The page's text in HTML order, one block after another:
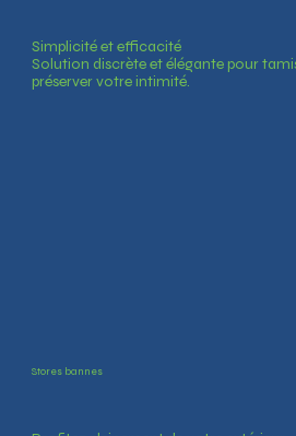
Simplicité et efficacité
Solution discrète et élégante pour
préserver votre intimité.
Stores bannes